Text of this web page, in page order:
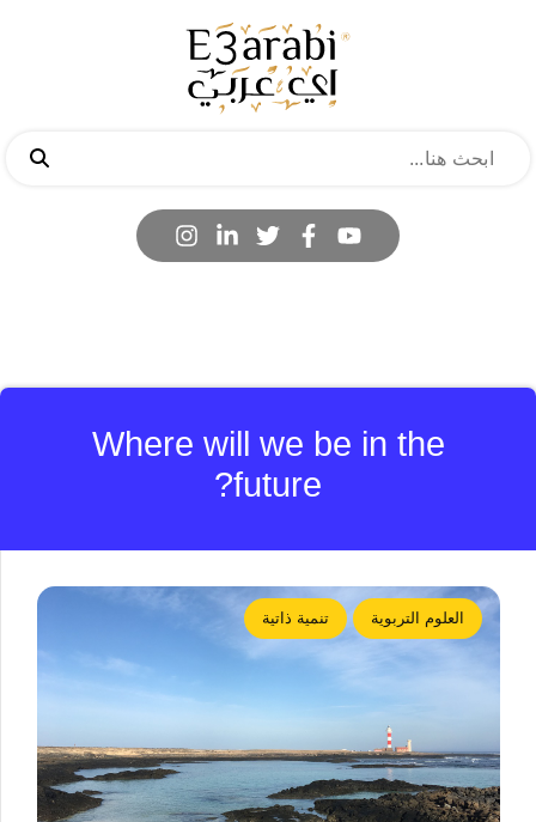
Where will we be in the
future?
العلوم التربوية تنمية ذاتية